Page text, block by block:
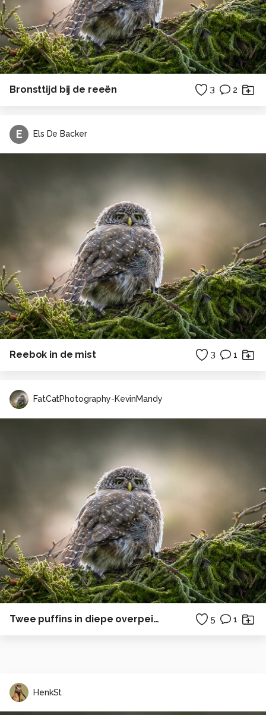
Bronsttijd bij de reeën 3 2
E Els De Backer
Reebok in de mist 3 1
FatCatPhotography-KevinMandy
Twee puffins in diepe overpeinzing 5 1
HenkSt